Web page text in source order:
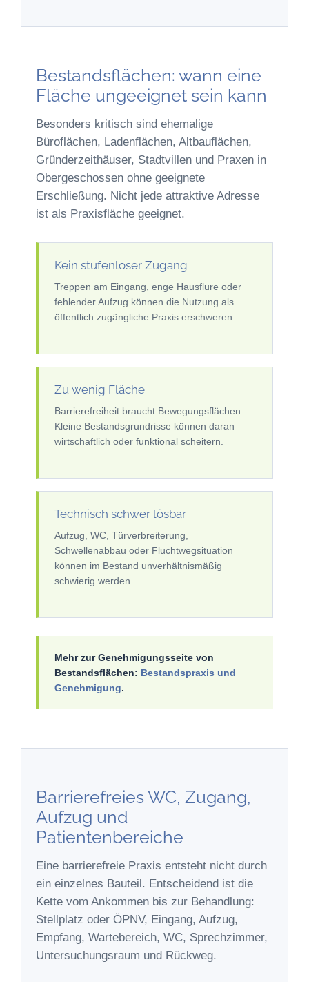
Bestandsflächen: wann eine
Fläche ungeeignet sein kann
Besonders kritisch sind ehemalige
Büroflächen, Ladenflächen, Altbauflächen,
Gründerzeithäuser, Stadtvillen und Praxen in
Obergeschossen ohne geeignete
Erschließung. Nicht jede attraktive Adresse
ist als Praxisfläche geeignet.
Kein stufenloser Zugang
Treppen am Eingang, enge Hausflure oder
fehlender Aufzug können die Nutzung als
öffentlich zugängliche Praxis erschweren.
Zu wenig Fläche
Barrierefreiheit braucht Bewegungsflächen.
Kleine Bestandsgrundrisse können daran
wirtschaftlich oder funktional scheitern.
Technisch schwer lösbar
Aufzug, WC, Türverbreiterung,
Schwellenabbau oder Fluchtwegsituation
können im Bestand unverhältnismäßig
schwierig werden.
Mehr zur Genehmigungsseite von
Bestandsflächen: Bestandspraxis und
Genehmigung.
Barrierefreies WC, Zugang,
Aufzug und
Patientenbereiche
Eine barrierefreie Praxis entsteht nicht durch
ein einzelnes Bauteil. Entscheidend ist die
Kette vom Ankommen bis zur Behandlung:
Stellplatz oder ÖPNV, Eingang, Aufzug,
Empfang, Wartebereich, WC, Sprechzimmer,
Untersuchungsraum und Rückweg.